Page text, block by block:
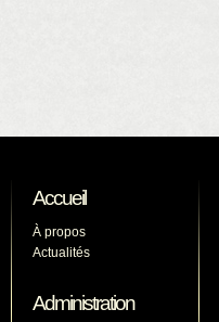
Accueil
À propos
Actualités
Administration